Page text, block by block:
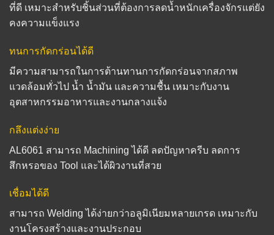
ที่ดี เหมาะสำหรับชิ้นส่วนที่ต้องการลดน้ำหนักเครื่องจักรแต่ยัง
คงความแข็งแรง
ทนการกัดกร่อนได้ดี
มีความสามารถในการต้านทานการกัดกร่อนจากสภาพ
แวดล้อมทั่วไป น้ำ น้ำมัน และความชื้น เหมาะกับงาน
อุตสาหกรรมอาหารและงานกลางแจ้ง
กลึงแต่งง่าย
AL6061 สามารถ Machining ได้ดี ลดปัญหาครีบ ลดการ
สึกหรอของ Tool และได้ผิวงานที่สวย
เชื่อมได้ดี
สามารถ Welding ได้ง่ายกว่าอลูมิเนียมหลายเกรด เหมาะกับ
งานโครงสร้างและงานประกอบ